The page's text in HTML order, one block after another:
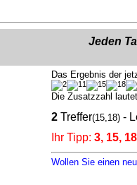
Jeden
Das Ergebnis der
Die Zusatzzahl
2 Treffer(15,18) -
Ihr Tipp: 3, 15,
Wollen Sie einen